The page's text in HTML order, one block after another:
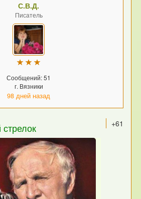
С.В.Д.
Писатель
Сообщений: 51
г. Вязники
98 дней назад
+61